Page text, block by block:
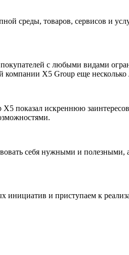
среды, товаров, сервисов и
с любыми видами
компании X5 Group еще несколько
показал искреннюю
себя нужными и
инициатив и приступаем к